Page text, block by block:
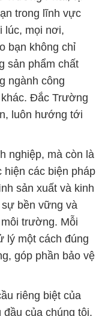
ngành công
Đắc Trường
luôn hướng tới
nghiệp, mà còn là
các biện pháp
sản xuất và kinh
bền vững và
trường. Mỗi
lý một cách đúng
góp phần bảo vệ
riêng biệt của
của chúng tôi.
quan trọng để
vụ mà chúng
nhất cho từng
Không ngừng nỗ